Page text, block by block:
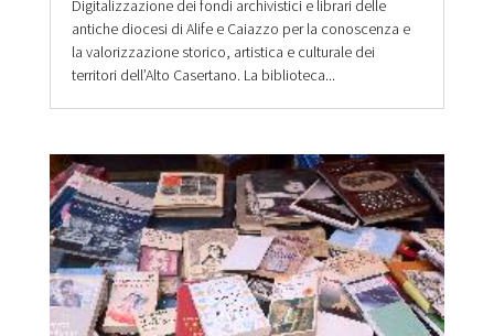
Digitalizzazione dei fondi archivistici e librari delle
antiche diocesi di Alife e Caiazzo per la conoscenza e
la valorizzazione storico, artistica e culturale dei
territori dell’Alto Casertano. La biblioteca...